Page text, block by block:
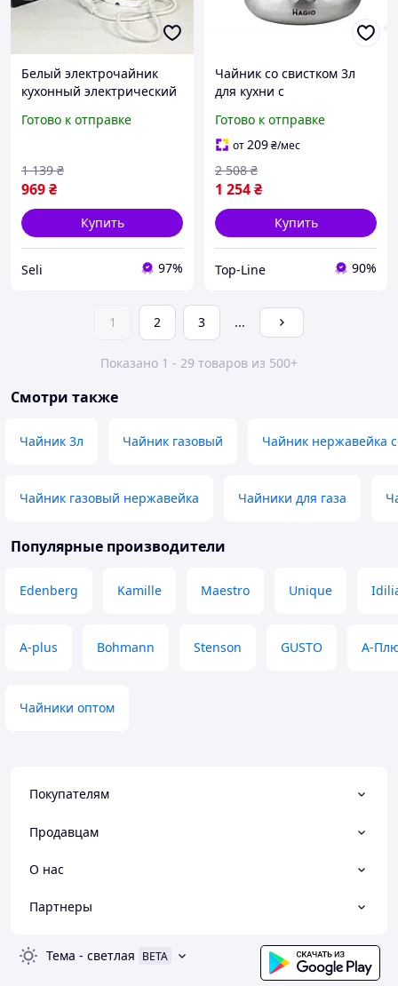
Белый электрочайник
кухонный электрический
Seli білий електрочайник
чайник Magio MG110
Готово к отправке
969₴
1 139 ₴
Купить
Seli 97%
Чайник со свистком 3л
для кухни с
нержавеющей стали
MAGIO MG-1194
Готово к отправке
от209₴/мес
1 254₴
2 508 ₴
Купить
Top-Line 90%
1 2 3 ...
Показано 1 - 29 товаров из 500+
Смотри также
Чайник 3л Чайник газовый Чайник нержавейка
Чайник газовый нержавейка Чайники для газа
Популярные производители
Edenberg Kamille Maestro Unique
A-plus Bohmann Stenson GUSTO А-
Чайники оптом
Покупателям
Продавцам
О нас
Партнеры
Тема - светлая BETA